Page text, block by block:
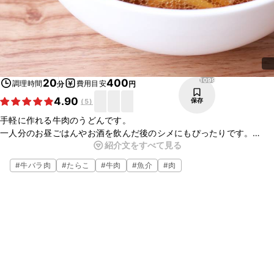
調理時間 20分 費用目安400円
4.90 ( 5)
1099
保存
手軽に作れる牛肉のうどんです。
一人分のお昼ごはんやお酒を飲んだ後のシメにもぴったりです。
さっぱりした大葉の香りとたらこがよく合います。
冷凍うどんを使えばとっても簡単に作れるのでお家でぜひ作ってみて
くださいね。
紹介文をすべて見る
#牛バラ肉 #たらこ #牛肉 #魚介 #肉